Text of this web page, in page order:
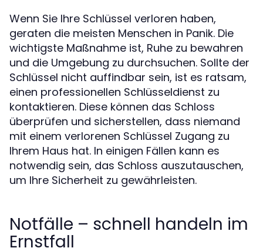
Wenn Sie Ihre Schlüssel verloren haben,
geraten die meisten Menschen in Panik. Die
wichtigste Maßnahme ist, Ruhe zu bewahren
und die Umgebung zu durchsuchen. Sollte der
Schlüssel nicht auffindbar sein, ist es ratsam,
einen professionellen Schlüsseldienst zu
kontaktieren. Diese können das Schloss
überprüfen und sicherstellen, dass niemand
mit einem verlorenen Schlüssel Zugang zu
Ihrem Haus hat. In einigen Fällen kann es
notwendig sein, das Schloss auszutauschen,
um Ihre Sicherheit zu gewährleisten.
Notfälle – schnell handeln im
Ernstfall